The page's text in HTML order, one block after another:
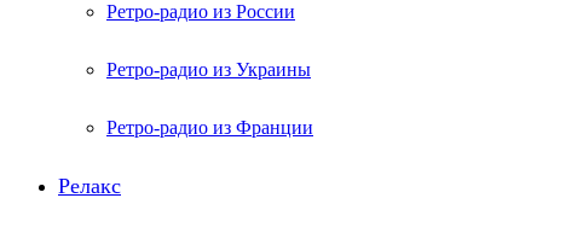
Ретро-радио из России
Ретро-радио из Украины
Ретро-радио из Франции
Релакс